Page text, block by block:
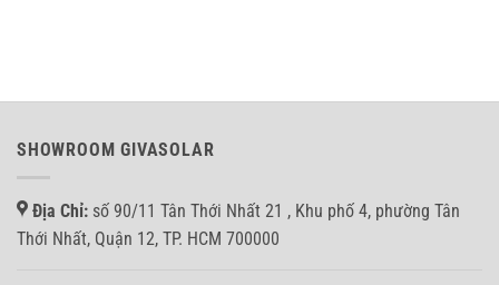
tải
anh
Nhân
Tân
mặt
lưới
3.7KW
ở
SHOWROOM GIVASOLAR
Địa Chỉ: số 90/11 Tân Thới Nhất 21 , Khu phố 4, phường Tân
Thới Nhất, Quận 12, TP. HCM 700000